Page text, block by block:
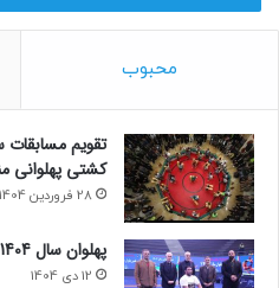
محبوب
کشتی پهلوانی
28 فروردین 1404
پهلوان سال 1404 انتخاب شد
12 دی 1404